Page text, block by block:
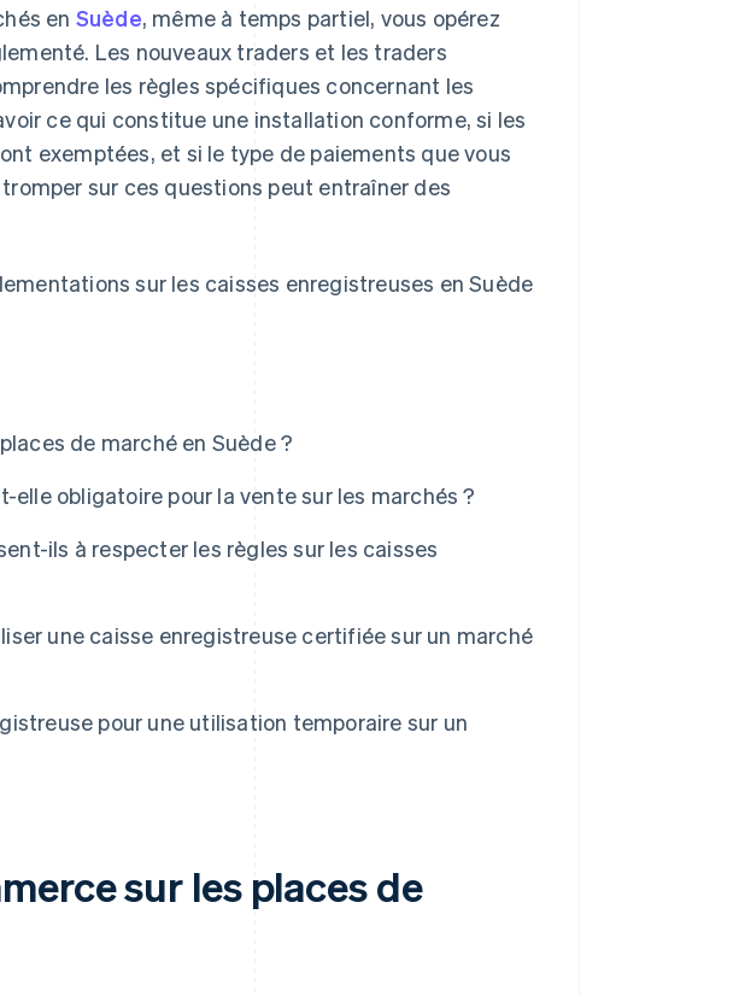
en Suède, même à temps partiel, vous opérez
Les nouveaux traders et les traders
les règles spécifiques concernant les
ce qui constitue une installation conforme, si les
exemptées, et si le type de paiements que vous
sur ces questions peut entraîner des
sur les caisses enregistreuses en Suède
de marché en Suède ?
elle obligatoire pour la vente sur les marchés ?
ils à respecter les règles sur les caisses
une caisse enregistreuse certifiée sur un marché
pour une utilisation temporaire sur un
sur les places de